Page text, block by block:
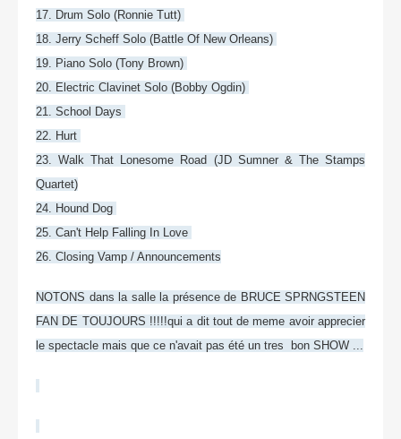
17. Drum Solo (Ronnie Tutt)
18. Jerry Scheff Solo (Battle Of New Orleans)
19. Piano Solo (Tony Brown)
20. Electric Clavinet Solo (Bobby Ogdin)
21. School Days
22. Hurt
23. Walk That Lonesome Road (JD Sumner & The Stamps
Quartet)
24. Hound Dog
25. Can't Help Falling In Love
26. Closing Vamp / Announcements
NOTONS dans la salle la présence de BRUCE SPRNGSTEEN
FAN DE TOUJOURS !!!!!qui a dit tout de meme avoir apprecier
le spectacle mais que ce n'avait pas été un tres bon SHOW ...